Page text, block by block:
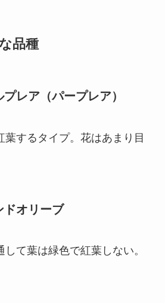
品種
レア（パープレア）
葉するタイプ。花はあまり目
ドオリーブ
て葉は緑色で紅葉しない。